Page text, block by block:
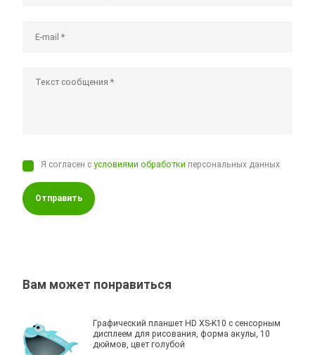
Я согласен сусловиями обработки персональных данных
Отправить
Вам может понравиться
Графический планшет HD XS-K10 с сенсорным
дисплеем для рисования, форма акулы, 10
дюймов, цвет голубой